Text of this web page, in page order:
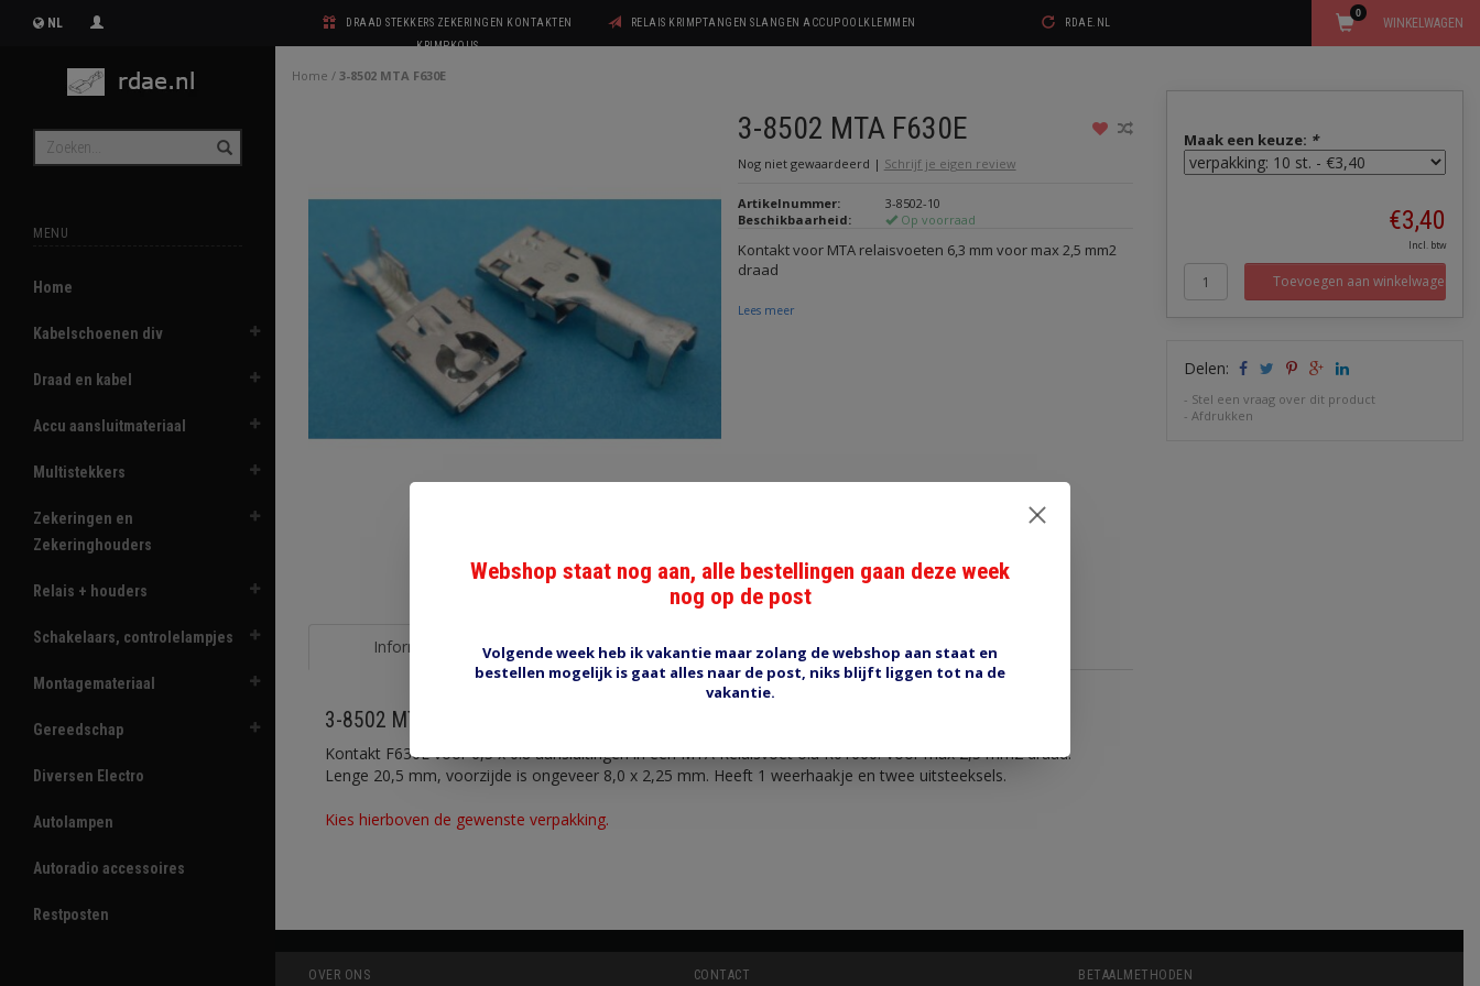
NL
DRAAD STEKKERS ZEKERINGEN KONTAKTEN
KRIMPKOUS
RELAIS KRIMPTANGEN SLANGEN ACCUPOOLKLEMMEN RDAE.NL WINKELWAGEN
0
MENU
Home
Kabelschoenen div
Draad en kabel
Accu aansluitmateriaal
Multistekkers
Zekeringen en
Zekeringhouders
Relais + houders
Schakelaars, controlelampjes
Montagemateriaal
Gereedschap
Diversen Electro
Autolampen
Autoradio accessoires
Restposten
Home / 3-8502 MTA F630E
3-8502 MTA F630E
Nog niet gewaardeerd | Schrijf je eigen review
Artikelnummer:
3-8502-10
Beschikbaarheid:
Op voorraad
Kontakt voor MTA relaisvoeten 6,3 mm voor max 2,5 mm2
draad
Lees meer
Informatie Reviews (0) Tags (0)
3-8502 MTA F630E
Kontakt F630E voor 6,3 x 0.8 aansluitingen in een MTA Relaisvoet o.a R01660. Voor max 2,5 mm2 draad.
Lenge 20,5 mm, voorzijde is ongeveer 8,0 x 2,25 mm. Heeft 1 weerhaakje en twee uitsteeksels.
Kies hierboven de gewenste verpakking.
Maak een keuze: *
€3,40
Incl. btw
Toevoegen aan winkelwagen
Delen:
- Stel een vraag over dit product
-Afdrukken
OVER ONS CONTACT BETAALMETHODEN
Webshop staat nog aan, alle bestellingen gaan deze week
nog op de post
Volgende week heb ik vakantie maar zolang de webshop aan staat en
bestellen mogelijk is gaat alles naar de post, niks blijft liggen tot na de
vakantie.